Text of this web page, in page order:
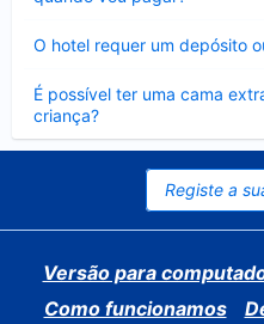
O hotel requer um depósito
fechado
É possível ter uma cama
criança?
Elemento
fechado
Registe a
Versão para
Como funcionamos